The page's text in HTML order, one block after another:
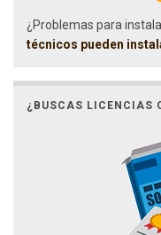
¿Problemas para
técnicos pueden
¿BUSCAS LICENCIAS